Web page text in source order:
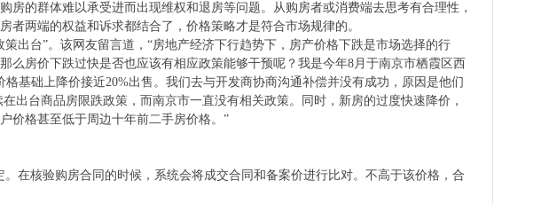
的群体难以承受进而出现维权和退房等问题。从购房者或消费端去思考有合理性，
两端的权益和诉求都结合了，价格策略才是符合市场规律的。
出台”。该网友留言道，“房地产经济下行趋势下，房产价格下跌是市场选择的行
房价下跌过快是否也应该有相应政策能够干预呢？我是今年8月于南京市栖霞区西
基础上降价接近20%出售。我们去与开发商协商沟通补偿并没有成功，原因是他们
出台商品房限跌政策，而南京市一直没有相关政策。同时，新房的过度快速降价，
价格甚至低于周边十年前二手房价格。”
在核验购房合同的时候，系统会将成交合同和备案价进行比对。不高于该价格，合